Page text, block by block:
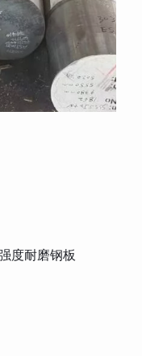
度耐磨钢板